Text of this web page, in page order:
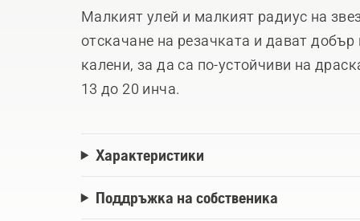
Малкият улей и малкият радиус на
отскачане на резачката и дават
калени, за да са по-устойчиви на
13 до 20 инча.
Характеристики
Поддръжка на собственика